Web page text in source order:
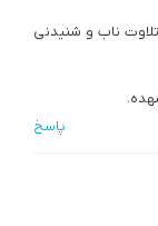
ناب و شنیدنی
پاسخ